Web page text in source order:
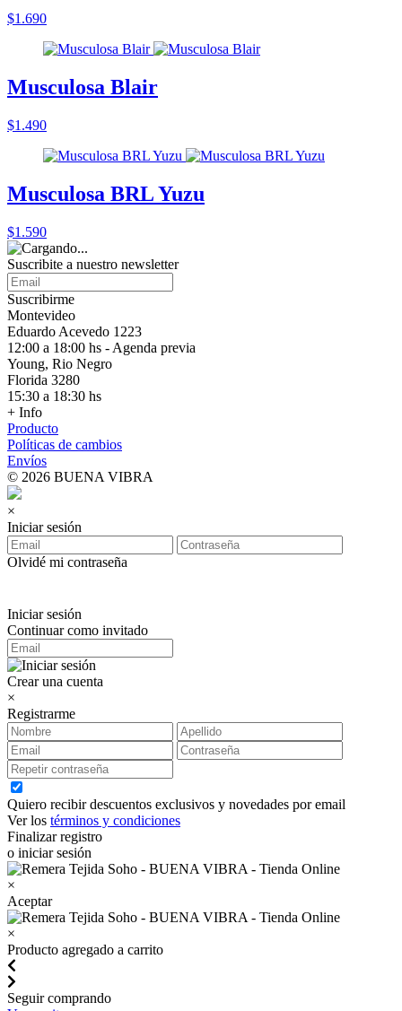
$1.690
Musculosa Blair
$1.490
Musculosa BRL Yuzu
$1.590
Suscribite a nuestro newsletter
Suscribirme
Montevideo
Eduardo Acevedo 1223
12:00 a 18:00 hs - Agenda previa
Young, Rio Negro
Florida 3280
15:30 a 18:30 hs
+ Info
Producto
Políticas de cambios
Envíos
© 2026 BUENA VIBRA
×
Iniciar sesión
Olvidé mi contraseña
Iniciar sesión
Continuar como invitado
Crear una cuenta
×
Registrarme
Quiero recibir descuentos exclusivos y novedades por email
Ver los términos y condiciones
Finalizar registro
o iniciar sesión
×
Aceptar
×
Producto agregado a carrito
Seguir comprando